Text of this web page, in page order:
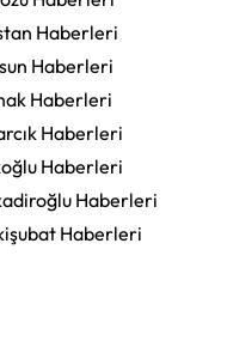
Haberleri
Haberleri
Haberleri
Haberleri
Haberleri
Haberleri
Haberleri